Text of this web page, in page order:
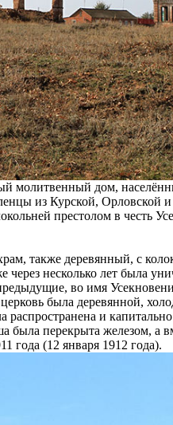
молитвенный дом,
из Курской, Орловской
престолом в честь
также деревянный, с
несколько лет была
во имя
была деревянной,
и
перекрыта железом, а
года (12 января 1912 года).